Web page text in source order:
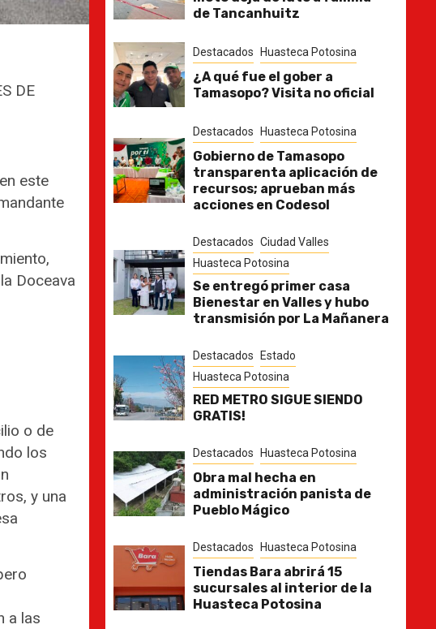
DE
este
Doceava
o de
los
y una
a las
de Tancanhuitz
Destacados Huasteca Potosina
¿A qué fue el gober a
Tamasopo? Visita no oficial
Destacados Huasteca Potosina
Gobierno de Tamasopo
transparenta aplicación de
recursos; aprueban más
acciones en Codesol
Destacados Ciudad Valles
Huasteca Potosina
Se entregó primer casa
Bienestar en Valles y hubo
transmisión por La Mañanera
Destacados
Estado
Huasteca Potosina
RED METRO SIGUE SIENDO
GRATIS!
Destacados Huasteca Potosina
Obra mal hecha en
administración panista de
Pueblo Mágico
Destacados Huasteca Potosina
Tiendas Bara abrirá 15
sucursales al interior de la
Huasteca Potosina